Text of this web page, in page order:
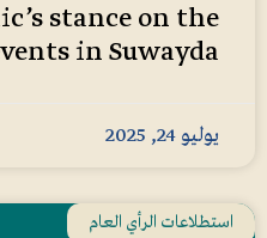
stance on the
in Suwayda
يوليو 24, 2025
استطلاعات الرأي العام